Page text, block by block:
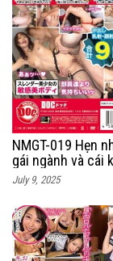
NMGT-019 Hẹn
gái ngành và cái
July 9, 2025